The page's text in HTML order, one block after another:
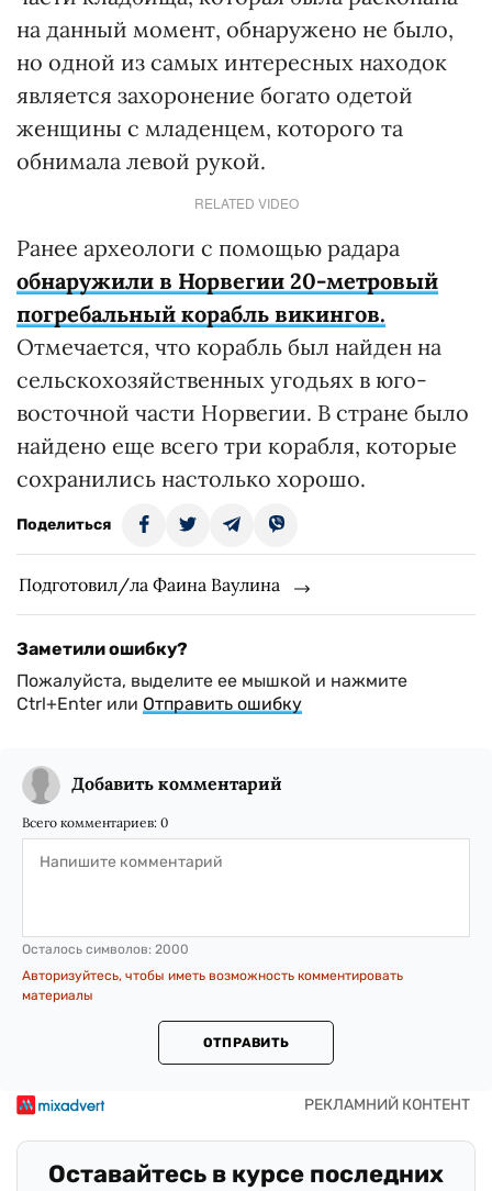
на данный момент, обнаружено не было,
но одной из самых интересных находок
является захоронение богато одетой
женщины с младенцем, которого та
обнимала левой рукой.
RELATED VIDEO
Ранее археологи с помощью радара
обнаружили в Норвегии 20-метровый
погребальный корабль викингов.
Отмечается, что корабль был найден на
сельскохозяйственных угодьях в юго-
восточной части Норвегии. В стране было
найдено еще всего три корабля, которые
сохранились настолько хорошо.
Поделиться
Подготовил/ла Фаина Ваулина
Заметили ошибку?
Пожалуйста, выделите ее мышкой и нажмите
Ctrl+Enter или Отправить ошибку
Добавить комментарий
Всего комментариев: 0
Осталось символов: 2000
Авторизуйтесь, чтобы иметь возможность комментировать
материалы
ОТПРАВИТЬ
Оставайтесь в курсе последних